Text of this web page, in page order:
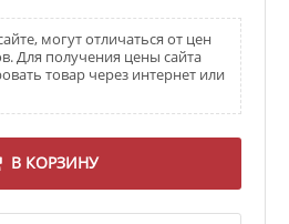
могут отличаться от цен
Для получения цены сайта
товар через интернет или
В КОРЗИНУ